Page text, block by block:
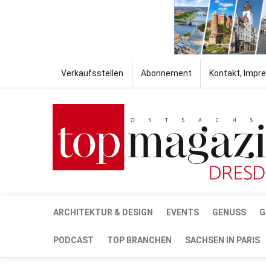
Verkaufsstellen Abonnement Kontakt,
ARCHITEKTUR & DESIGN EVENTS GENUSS
PODCAST TOP BRANCHEN SACHSEN IN PARIS